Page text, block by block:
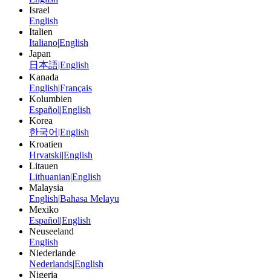
Israel
English
Italien
ItalianoEnglish
Japan
日本語English
Kanada
EnglishFrançais
Kolumbien
EspañolEnglish
Korea
한국어 English
Kroatien
HrvatskiEnglish
Litauen
LithuanianEnglish
Malaysia
EnglishBahasa Melayu
Mexiko
EspañolEnglish
Neuseeland
English
Niederlande
NederlandsEnglish
Nigeria